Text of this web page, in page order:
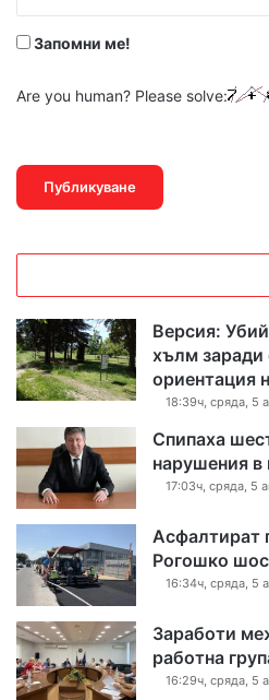
Запомни ме!
Are you human? Please solve:
Версия:
хълм заради
ориентация
18:39ч, сряда, 5
Спипаха
нарушения в
17:03ч, сряда, 5
Асфалтират
Рогошко
16:34ч, сряда, 5
Заработи
работна
16:29ч, сряда, 5